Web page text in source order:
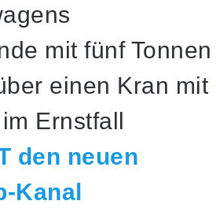
mit fünf Tonnen
einen Kran mit
Ernstfall
den neuen
Kanal